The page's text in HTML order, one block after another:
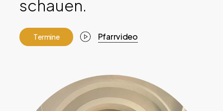
schauen.
Termine Pfarrvideo